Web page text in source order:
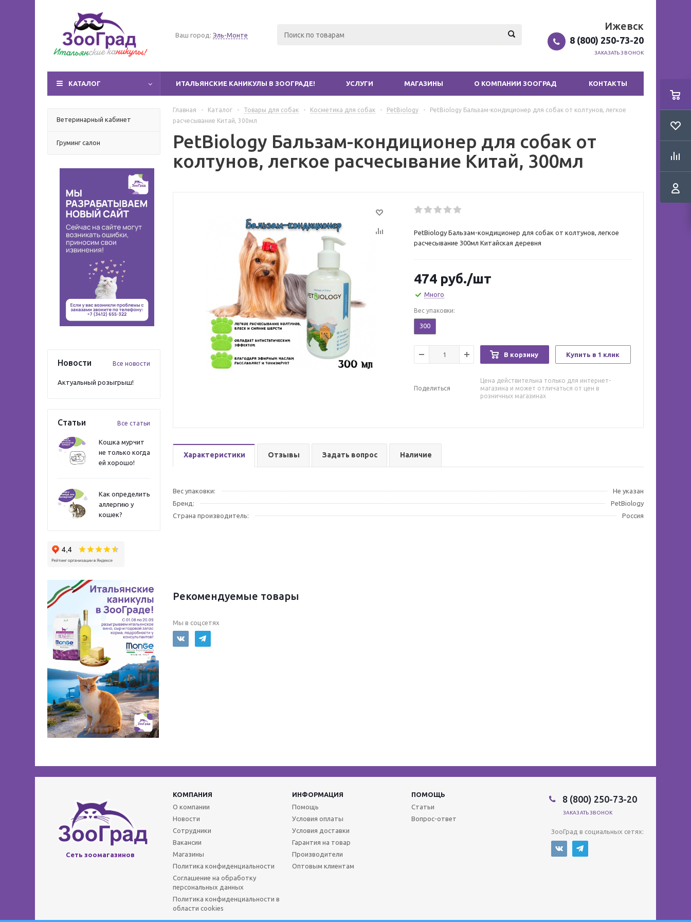
Ваш город: Эль-Монте
Ижевск
8 (800) 250-73-20
ЗАКАЗАТЬ ЗВОНОК
КАТАЛОГ ИТАЛЬЯНСКИЕ КАНИКУЛЫ В ЗООГРАДЕ! УСЛУГИ МАГАЗИНЫ О КОМПАНИИ ЗООГРАД КОНТАКТЫ
Ветеринарный кабинет
Груминг салон
Новости Все новости
Актуальный розыгрыш!
Статьи Все статьи
Кошка мурчит
не только когда
ей хорошо!
Как определить
аллергию у
кошек?
Главная - Каталог - Товары для собак - Косметика для собак - PetBiology -
PetBiology Бальзам-кондиционер для собак от колтунов, легкое
расчесывание Китай, 300мл
PetBiology Бальзам-кондиционер для собак от
колтунов, легкое расчесывание Китай, 300мл
PetBiology Бальзам-кондиционер для собак от колтунов, легкое
расчесывание 300мл Китайская деревня
474 руб./шт
Много
Вес упаковки:
300
В корзину Купить в 1 клик
Поделиться
Цена действительна только для интернет-
магазина и может отличаться от цен в
розничных магазинах
Характеристики Отзывы Задать вопрос Наличие
Вес упаковки:
Не указан
Бренд:
PetBiology
Страна производитель:
Россия
Рекомендуемые товары
Мы в соцсетях
Сеть зоомагазинов
КОМПАНИЯ ИНФОРМАЦИЯ
ПОМОЩЬ
О компании
Новости
Сотрудники
Вакансии
Магазины
Политика конфиденциальности
Соглашение на обработку
персональных данных
Политика конфиденциальности в
области cookies
Помощь
Условия оплаты
Условия доставки
Гарантия на товар
Производители
Оптовым клиентам
Статьи
Вопрос-ответ
8 (800) 250-73-20
ЗАКАЗАТЬ ЗВОНОК
ЗооГрад в социальных сетях: